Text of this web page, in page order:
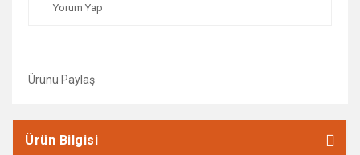
Yorum Yap
Ürünü Paylaş
Ürün Bilgisi